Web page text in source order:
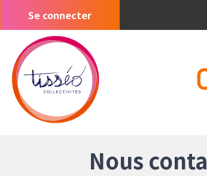
contenu
principal
Menu
compte
de
l'utilisateur
Se connecter
Nous